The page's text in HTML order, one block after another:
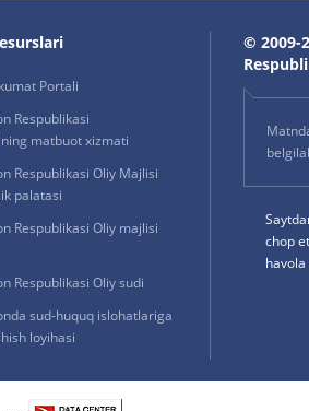
Portali
Respublikasi
matbuot xizmati
Respublikasi Oliy Majlisi
palatasi
Respublikasi Oliy majlisi
Respublikasi Oliy sudi
sud-huquq islohatlariga
loyihasi
© 2009-
chop